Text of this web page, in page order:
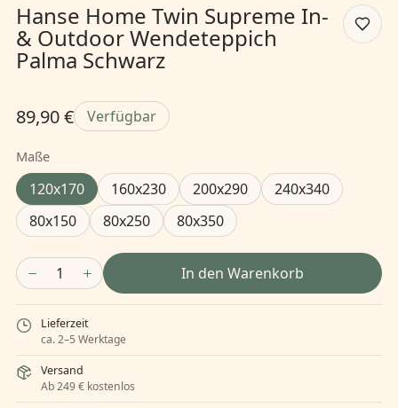
Hanse Home Twin Supreme In-
& Outdoor Wendeteppich
Palma Schwarz
89,90 € Verfügbar
Maße
120x170 160x230 200x290
240x340
80x150
80x250 80x350
1 In den Warenkorb
Lieferzeit
ca. 2–5 Werktage
Versand
Ab 249 € kostenlos